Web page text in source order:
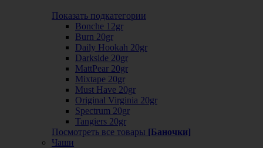
Показать подкатегории
Bonche 12gr
Burn 20gr
Daily Hookah 20gr
Darkside 20gr
MattPear 20gr
Mixtape 20gr
Must Have 20gr
Original Virginia 20gr
Spectrum 20gr
Tangiers 20gr
Посмотреть все товары [Баночки]
Чаши